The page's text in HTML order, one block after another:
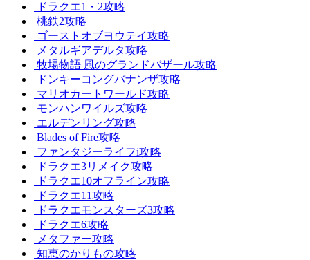
ドラクエ1・2攻略
桃鉄2攻略
ゴーストオブヨウテイ攻略
メタルギアデルタ攻略
牧場物語 風のグランドバザール攻略
ドンキーコングバナンザ攻略
マリオカートワールド攻略
モンハンワイルズ攻略
エルデンリング攻略
Blades of Fire攻略
ファンタジーライフi攻略
ドラクエ3リメイク攻略
ドラクエ10オフライン攻略
ドラクエ11攻略
ドラクエモンスターズ3攻略
ドラクエ6攻略
メタファー攻略
知恵のかりもの攻略